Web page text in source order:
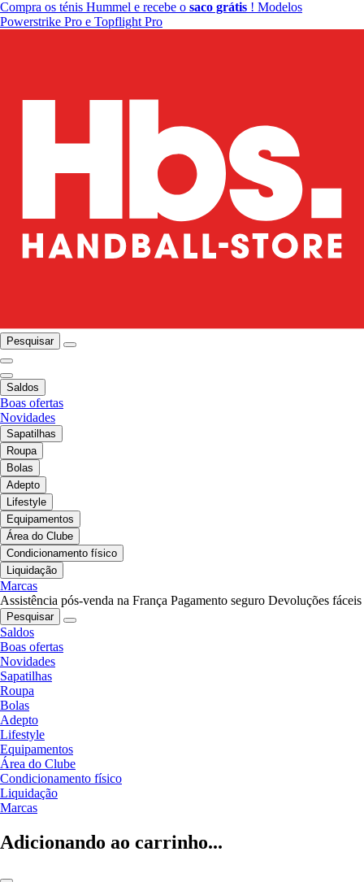
Compra os ténis Hummel e recebe o saco grátis ! Modelos
Powerstrike Pro e Topflight Pro
Pesquisar
Saldos
Boas ofertas
Novidades
Sapatilhas
Roupa
Bolas
Adepto
Lifestyle
Equipamentos
Área do Clube
Condicionamento físico
Liquidação
Marcas
Assistência pós-venda na França Pagamento seguro Devoluções fáceis
Pesquisar
Saldos
Boas ofertas
Novidades
Sapatilhas
Roupa
Bolas
Adepto
Lifestyle
Equipamentos
Área do Clube
Condicionamento físico
Liquidação
Marcas
Adicionando ao carrinho...